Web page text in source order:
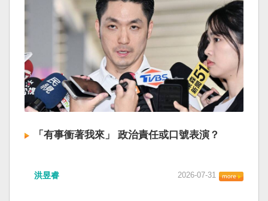
「有事衝著我來」 政治責任或口號表演？
洪昱睿 2026-07-31